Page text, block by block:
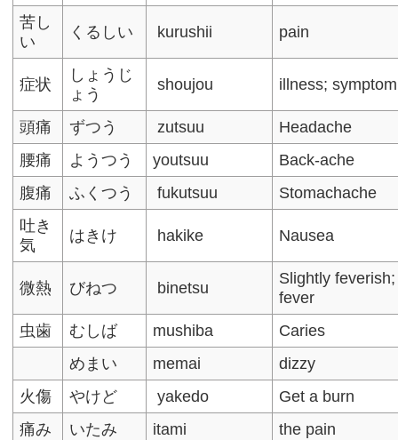
苦し
い
くるしい kurushii pain
症状
しょうじ
ょう
shoujou illness; symptom
頭痛 ずつう zutsuu
Headache
腰痛
ようつう youtsuu
Back-ache
腹痛
ふくつう fukutsuu
Stomachache
吐き
気
はきけ hakike Nausea
微熱 びねつ binetsu
Slightly
fever
虫歯
むしば mushiba
Caries
めまい
memai
dizzy
火傷
やけど yakedo
Get a burn
痛み
いたみ itami
the pain